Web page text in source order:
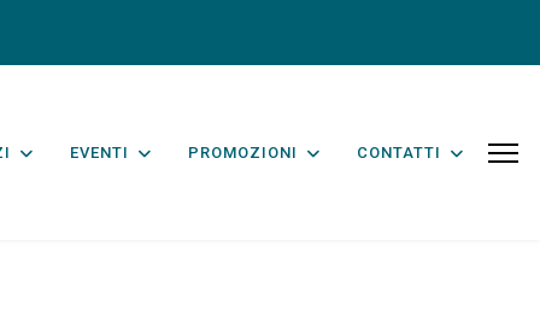
EVENTI PROMOZIONI CONTATTI